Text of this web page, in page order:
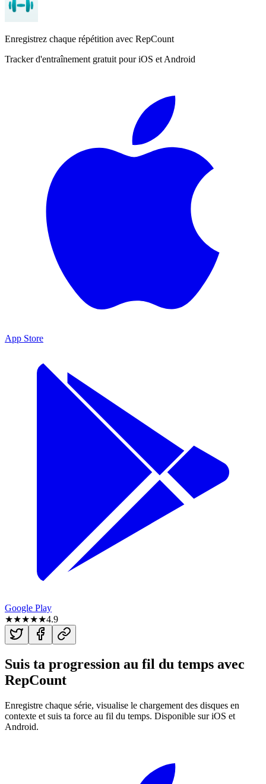
Enregistrez chaque répétition avec RepCount
Tracker d'entraînement gratuit pour iOS et Android
App Store
Google Play
★★★★★4.9
Suis ta progression au fil du temps avec
RepCount
Enregistre chaque série, visualise le chargement des disques en
contexte et suis ta force au fil du temps. Disponible sur iOS et
Android.